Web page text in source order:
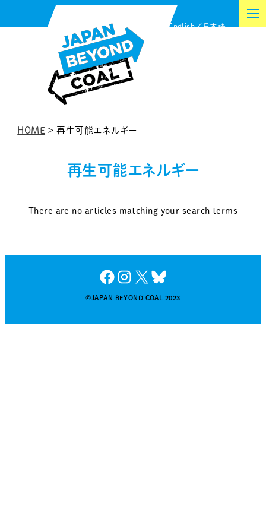
to
English 日本語
HOME >再生可能エネルギー
再生可能エネルギー
There are no articles matching your search terms
Facebook InstagramX Bluesky
©JAPAN BEYOND COAL 2023